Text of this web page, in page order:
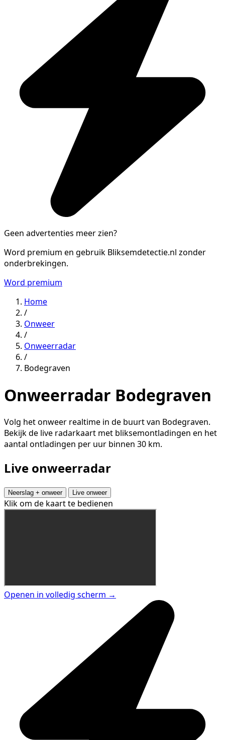
Geen advertenties meer zien?
Word premium en gebruik Bliksemdetectie.nl zonder
onderbrekingen.
Word premium
Home
/
Onweer
/
Onweerradar
/
Bodegraven
Onweerradar Bodegraven
Volg het onweer realtime in de buurt van Bodegraven.
Bekijk de live radarkaart met bliksemontladingen en het
aantal ontladingen per uur binnen 30 km.
Live onweerradar
Neerslag + onweer Live onweer
Klik om de kaart te bedienen
Openen in volledig scherm →